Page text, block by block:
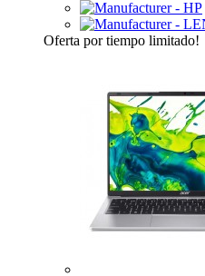
Oferta por tiempo limitado!